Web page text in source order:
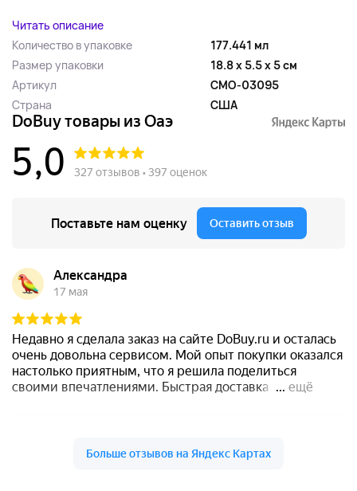
Читать описание
Количество в упаковке
177.441 мл
Размер упаковки
18.8 x 5.5 x 5 см
Артикул
CMO-03095
Страна
США